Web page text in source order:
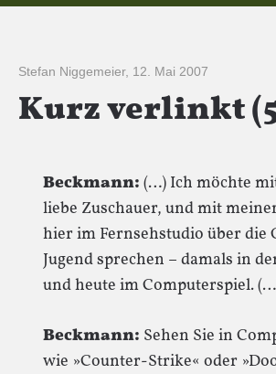
Stefan Niggemeier, 12. Mai 2007
Kurz verlinkt
Beckmann: (…) Ich möchte
liebe Zuschauer, und mit
hier im Fernsehstudio über die
Jugend sprechen – damals in
und heute im Computerspiel.
Beckmann: Sehen Sie in
wie »Counter-Strike« oder